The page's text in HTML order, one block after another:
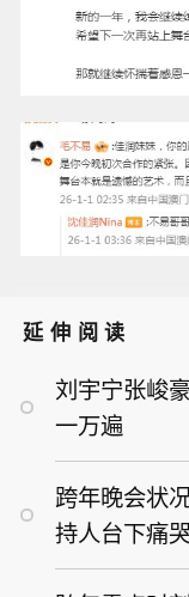
延伸阅读
刘宇宁张峻
一万遍
跨年晚会状
持人台下痛